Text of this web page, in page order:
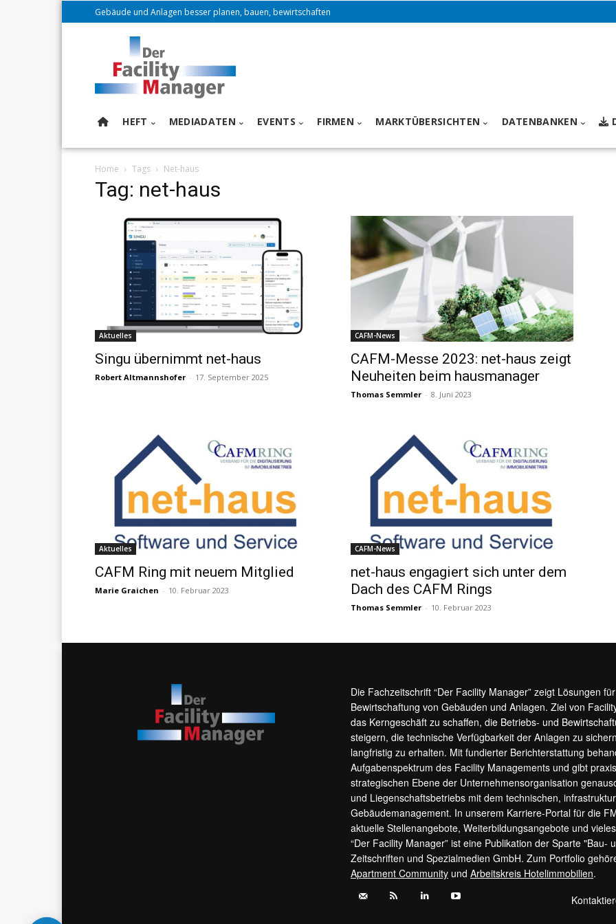
Gebäude und Anlagen besser planen, bauen, bewirtschaften
HEFT MEDIADATEN EVENTS FIRMEN MARKTÜBERSICHTEN DATENBANKEN
Home Tags Net-haus
Tag: net-haus
Aktuelles
Singu übernimmt net-haus
Robert Altmannshofer - 17. September 2025
CAFM-News
CAFM-Messe 2023: net-haus zeigt
Neuheiten beim hausmanager
Thomas Semmler - 8. Juni 2023
Aktuelles
CAFM Ring mit neuem Mitglied
Marie Graichen - 10. Februar 2023
CAFM-News
net-haus engagiert sich unter dem
Dach des CAFM Rings
Thomas Semmler - 10. Februar 2023
Die Fachzeitschrift “Der Facility Manager” zeigt Lösungen
Bewirtschaftung von Gebäuden und Anlagen. Ziel von
das Kerngeschäft zu schaffen, die Betriebs- und
steigern, die technische Verfügbarkeit der Anlagen zu
langfristig zu erhalten. Mit fundierter Berichterstattung
Aufgabenspektrum des Facility Managements und gibt
strategischen Ebene der Unternehmensorganisation
und Liegenschaftsbetriebs mit dem technischen,
Gebäudemanagement. In unserem Karriere-Portal für die
aktuelle Stellenangebote, Weiterbildungsangebote und
“Der Facility Manager” ist eine Publikation der Sparte "Bau-
Zeitschriften und Spezialmedien GmbH. Zum Portfolio
Apartment Community und Arbeitskreis Hotelimmobilien.